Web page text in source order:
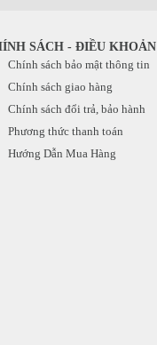
SÁCH - ĐIỀU KHOẢN
Chính sách bảo mật thông tin
Chính sách giao hàng
Chính sách đổi trả, bảo hành
Phương thức thanh toán
Hướng Dẫn Mua Hàng